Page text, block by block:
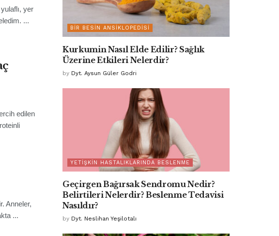
yer
...
edilen
Anneler,
...
BIR BESIN ANSIKLOPEDISI
Kurkumin Nasıl Elde Edilir? Sağlık
Üzerine Etkileri Nelerdir?
by Dyt. Aysun Güler Godri
YETIŞKIN HASTALIKLARINDA BESLENME
Geçirgen Bağırsak Sendromu Nedir?
Belirtileri Nelerdir? Beslenme Tedavisi
Nasıldır?
by Dyt. Neslihan Yeşilotalı